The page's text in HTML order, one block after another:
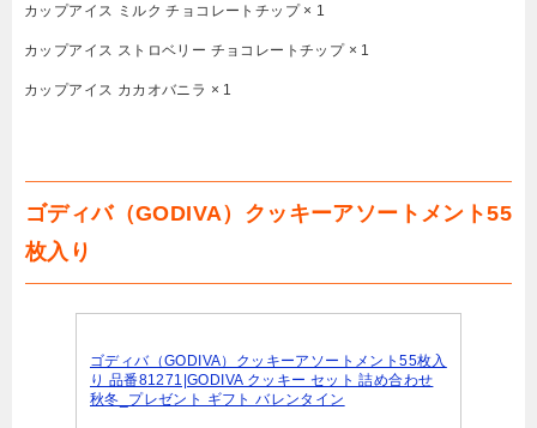
カップアイス ミルク チョコレートチップ × 1
カップアイス ストロベリー チョコレートチップ × 1
カップアイス カカオバニラ × 1
ゴディバ（GODIVA）クッキーアソートメント55
枚入り
ゴディバ（GODIVA）クッキーアソートメント55枚入
り 品番81271|GODIVA クッキー セット 詰め合わせ
秋冬_プレゼント ギフト バレンタイン